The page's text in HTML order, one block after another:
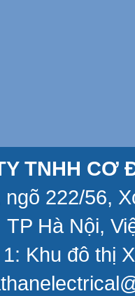
TNHH CƠ
222/56,
TP Hà Nội,
Khu đô thị